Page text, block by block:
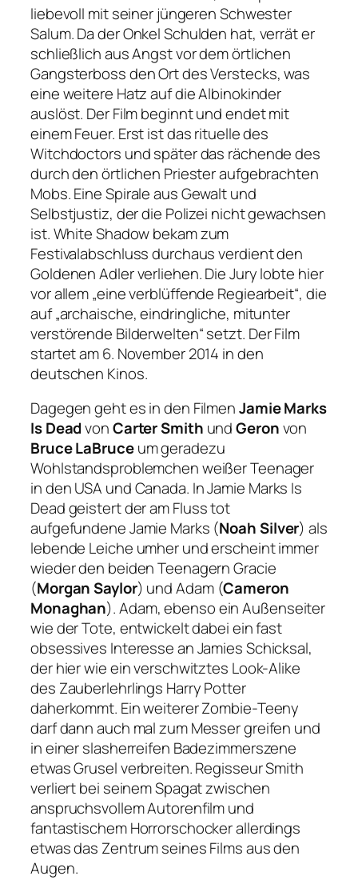
liebevoll mit seiner jüngeren Schwester
Salum. Da der Onkel Schulden hat, verrät er
schließlich aus Angst vor dem örtlichen
Gangsterboss den Ort des Verstecks, was
eine weitere Hatz auf die Albinokinder
auslöst. Der Film beginnt und endet mit
einem Feuer. Erst ist das rituelle des
Witchdoctors und später das rächende des
durch den örtlichen Priester aufgebrachten
Mobs. Eine Spirale aus Gewalt und
Selbstjustiz, der die Polizei nicht gewachsen
ist.White Shadowbekam zum
Festivalabschluss durchaus verdient den
Goldenen Adler verliehen. Die Jury lobte hier
vor allem „eine verblüffende Regiearbeit“, die
auf „archaische, eindringliche, mitunter
verstörende Bilderwelten“setzt. Der Film
startet am 6. November 2014 in den
deutschen Kinos.
Dagegen geht es in den FilmenJamie Marks
Is DeadvonCarter Smith undGeronvon
Bruce LaBruceum geradezu
Wohlstandsproblemchen weißer Teenager
in den USA und Canada. InJamie Marks Is
Deadgeistert der am Fluss tot
aufgefundene Jamie Marks (Noah Silver) als
lebende Leiche umher und erscheint immer
wieder den beiden Teenagern Gracie
(Morgan Saylor) und Adam (Cameron
Monaghan). Adam, ebenso ein Außenseiter
wie der Tote, entwickelt dabei ein fast
obsessives Interesse an Jamies Schicksal,
der hier wie ein verschwitztes Look-Alike
des Zauberlehrlings Harry Potter
daherkommt. Ein weiterer Zombie-Teeny
darf dann auch mal zum Messer greifen und
in einer slasherreifen Badezimmerszene
etwas Grusel verbreiten. Regisseur Smith
verliert bei seinem Spagat zwischen
anspruchsvollem Autorenfilm und
fantastischem Horrorschocker allerdings
etwas das Zentrum seines Films aus den
Augen.